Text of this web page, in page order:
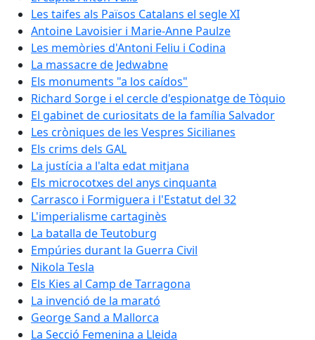
Les taifes als Països Catalans el segle XI
Antoine Lavoisier i Marie-Anne Paulze
Les memòries d'Antoni Feliu i Codina
La massacre de Jedwabne
Els monuments "a los caídos"
Richard Sorge i el cercle d'espionatge de Tòquio
El gabinet de curiositats de la família Salvador
Les cròniques de les Vespres Sicilianes
Els crims dels GAL
La justícia a l'alta edat mitjana
Els microcotxes del anys cinquanta
Carrasco i Formiguera i l'Estatut del 32
L'imperialisme cartaginès
La batalla de Teutoburg
Empúries durant la Guerra Civil
Nikola Tesla
Els Kies al Camp de Tarragona
La invenció de la marató
George Sand a Mallorca
La Secció Femenina a Lleida